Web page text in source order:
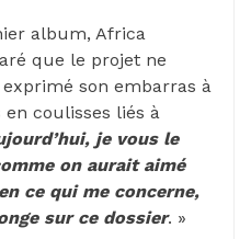
album, Africa
que le projet ne
son embarras à
coulisses liés à
je vous le
on aurait aimé
ce qui me concerne,
sur ce dossier. »